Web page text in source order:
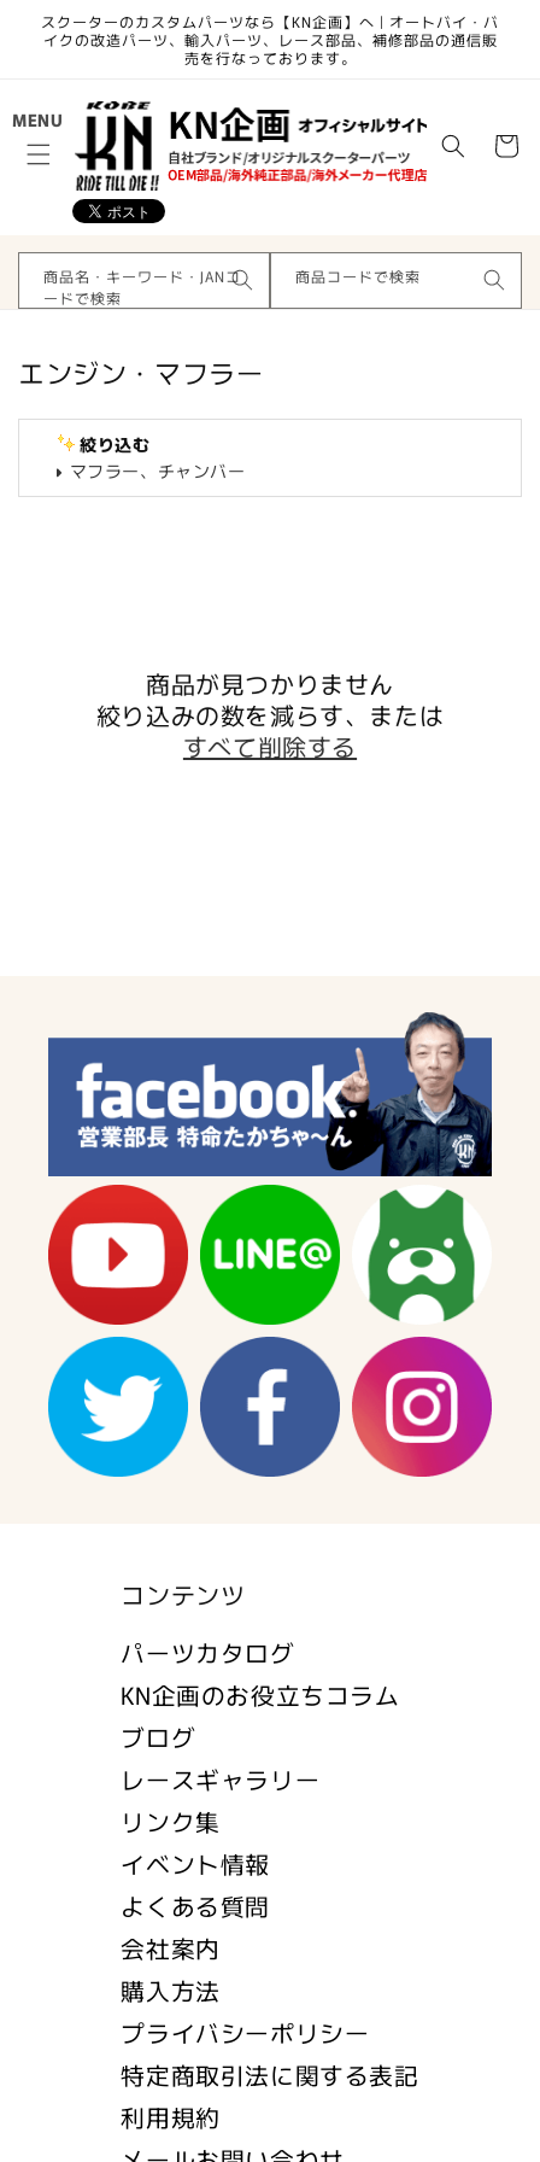
ンツに
進む
スクーターのカスタムパーツなら【KN企画】へ | オートバイ・バ
イクの改造パーツ、輸入パーツ、レース部品、補修部品の通信販
売を行なっております。
MENU
ー
商品名・キーワード・JANコ
ードで検索
商品コードで検索
コ
ョ
エンジン・マフラー
絞り込む
マフラー、チャンバー
商品が見つかりません
絞り込みの数を減らす、または
すべて削除する
コンテンツ
パーツカタログ
KN企画のお役立ちコラム
ブログ
レースギャラリー
リンク集
イベント情報
よくある質問
会社案内
購入方法
プライバシーポリシー
特定商取引法に関する表記
利用規約